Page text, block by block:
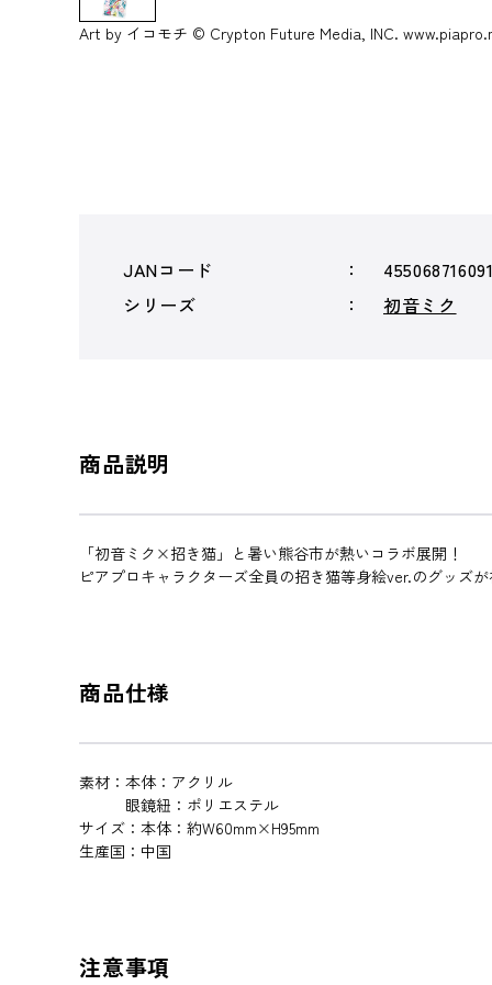
Art by イコモチ © Crypton Future Media, INC.
JANコード
シリーズ
初音ミク
商品説明
「初音ミク×招き猫」と暑い熊谷市が熱いコラボ展開！
ピアプロキャラクターズ全員の招き猫等身絵ver.のグッズが
商品仕様
素材：本体：アクリル
眼鏡紐：ポリエステル
サイズ：本体：約W60mm×H95mm
生産国：中国
注意事項